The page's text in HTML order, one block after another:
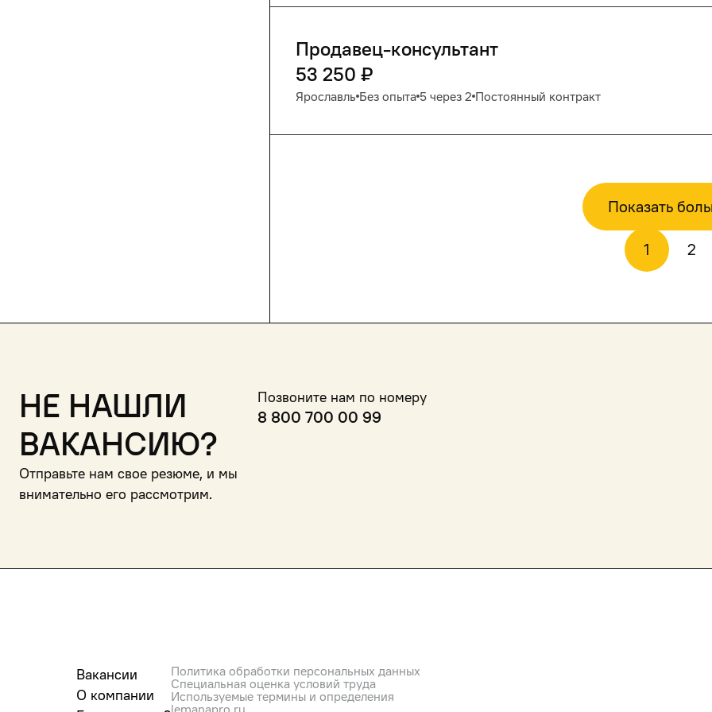
Продавец-консультант
53 250 ₽
Ярославль Без опыта 5 через 2 Постоянный контракт
Показать
1 2
Не нашли
вакансию?
Отправьте нам свое резюме, и мы
внимательно его рассмотрим.
Позвоните нам по номеру
8 800 700 00 99
Вакансии
О компании
Политика обработки персональных данных
Специальная оценка условий труда
Используемые термины и определения
lemanapro.ru